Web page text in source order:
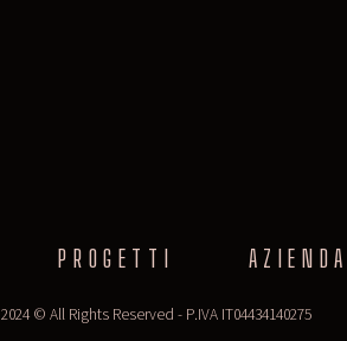
PROGETTI AZIENDA
2024 © All Rights Reserved - P.IVA IT04434140275